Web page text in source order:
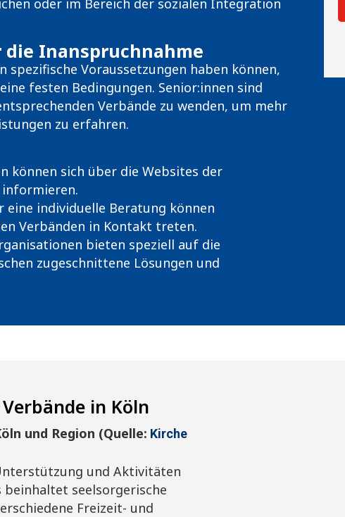
oder im Bereich der sozialen Integration
Inanspruchnahme
spezifische Voraussetzungen haben können,
festen Bedingungen. Senior:innen sind
Verbände zu wenden, um mehr
zu erfahren.
können sich über die Websites der
informieren.
eine individuelle Beratung können
Verbänden in Kontakt treten.
bieten speziell auf die
zugeschnittene Lösungen und
in Köln
und Region (Quelle: Kirche
und Aktivitäten
beinhaltet seelsorgerische
Freizeit- und